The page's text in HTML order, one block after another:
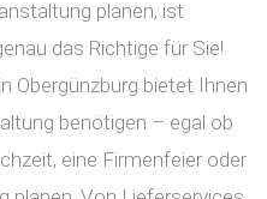
planen, ist
das Richtige für Sie!
Obergünzburg bietet Ihnen
benötigen – egal ob
eine Firmenfeier oder